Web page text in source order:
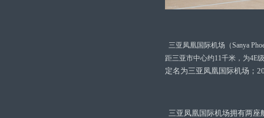
三亚凤凰国际机场（Sanya
距三亚市中心约11千米，为4E
定名为三亚凤凰国际机场；
三亚凤凰国际机场拥有两座